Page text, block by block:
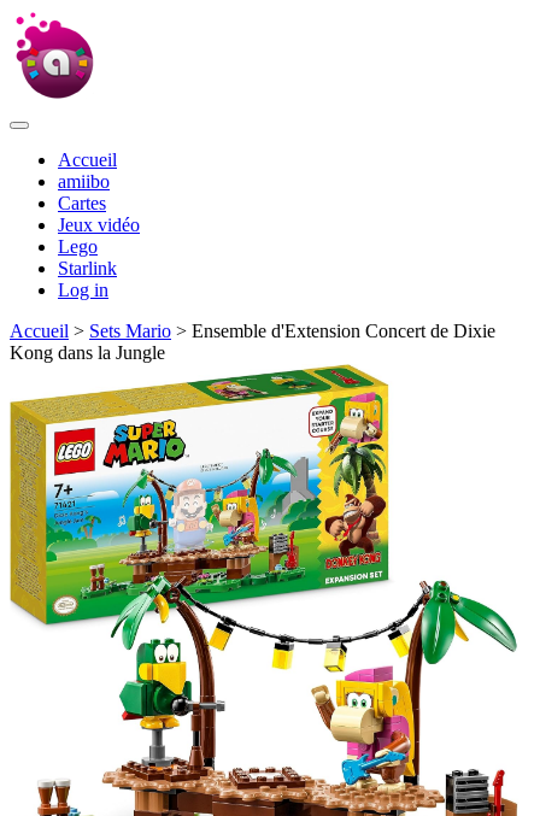
Accueil
amiibo
Cartes
Jeux vidéo
Lego
Starlink
Log in
Accueil > Sets Mario > Ensemble d'Extension Concert de Dixie
Kong dans la Jungle